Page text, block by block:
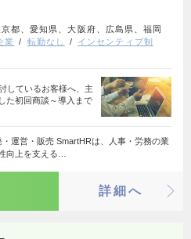
京都、愛知県、大阪府、広島県、福岡
業 転勤なし
インセンティブ制
しているお客様へ、主
た初回商談～導入まで
運営・販売 SmartHRは、人事・労務の業
向上を支える…
詳細へ